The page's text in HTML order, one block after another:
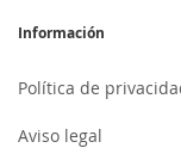
Información
Política de
Aviso legal